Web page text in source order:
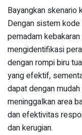
Bayangkan skenario
Dengan sistem
pemadam
mengidentifikasi
dengan rompi biru
yang efektif,
dapat dengan
meninggalkan area
dan efektivitas
dan kerugian.